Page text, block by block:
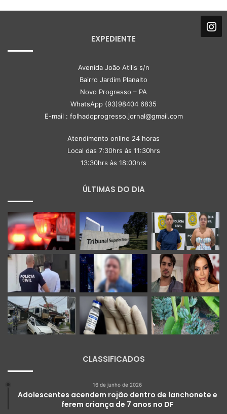
EXPEDIENTE
Avenida João Atilis s/n
Bairro Jardim Planalto
Novo Progresso – PA
WhatsApp (93)98404 6835
E-mail : folhadoprogresso.jornal@gmail.com
Atendimento online 24 horas
Local das 7:30hrs às 11:30hrs
13:30hrs às 18:00hrs
ÚLTIMAS DO DIA
CLASSIFICADOS
16 de junho de 2026
Adolescentes acendem rojão dentro de lanchonete e
ferem criança de 7 anos no DF